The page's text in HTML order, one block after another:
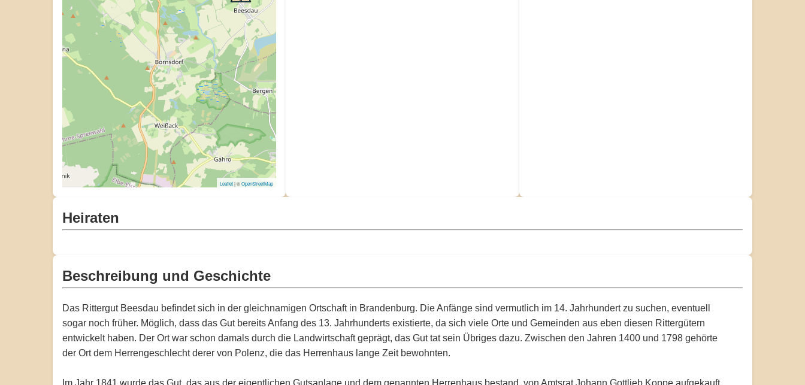
Leaflet| ©OpenStreetMap
Heiraten
Beschreibung und Geschichte
Das Rittergut Beesdau befindet sich in der gleichnamigen Ortschaft in Brandenburg. Die Anfänge sind vermutlich im 14. Jahrhundert zu suchen, eventuell
sogar noch früher. Möglich, dass das Gut bereits Anfang des 13. Jahrhunderts existierte, da sich viele Orte und Gemeinden aus eben diesen Rittergütern
entwickelt haben. Der Ort war schon damals durch die Landwirtschaft geprägt, das Gut tat sein Übriges dazu. Zwischen den Jahren 1400 und 1798 gehörte
der Ort dem Herrengeschlecht derer von Polenz, die das Herrenhaus lange Zeit bewohnten.
Im Jahr 1841 wurde das Gut, das aus der eigentlichen Gutsanlage und dem genannten Herrenhaus bestand, von Amtsrat Johann Gottlieb Koppe aufgekauft,